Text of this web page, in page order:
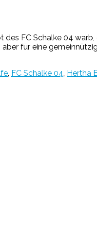
FC Schalke 04
für eine
FC Schalke 04 Hertha